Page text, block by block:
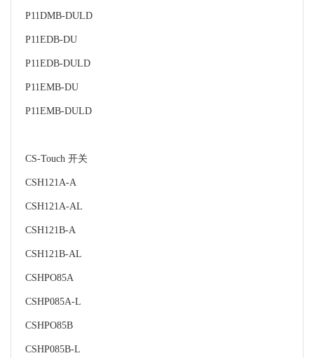
P11DMB-DULD
P11EDB-DU
P11EDB-DULD
P11EMB-DU
P11EMB-DULD
CS-Touch 开关
CSH121A-A
CSH121A-AL
CSH121B-A
CSH121B-AL
CSHPO85A
CSHP085A-L
CSHPO85B
CSHP085B-L